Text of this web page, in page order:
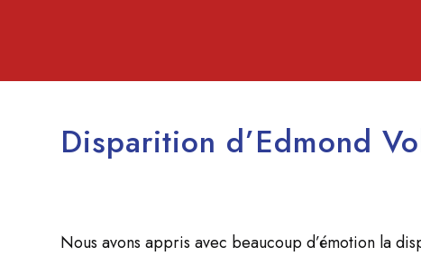
Disparition d’Edmond
Nous avons appris avec beaucoup d’émotion la